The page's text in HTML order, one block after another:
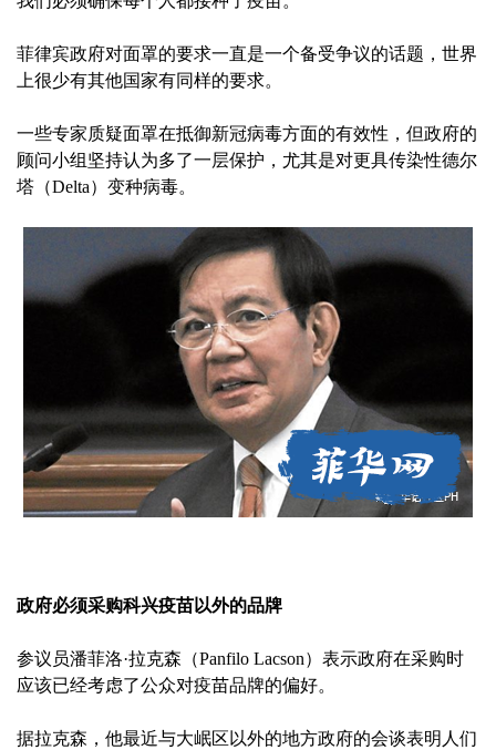
菲律宾政府对面罩的要求一直是一个备受争议的话题，世界
上很少有其他国家有同样的要求。
一些专家质疑面罩在抵御新冠病毒方面的有效性，但政府的
顾问小组坚持认为多了一层保护，尤其是对更具传染性德尔
塔（Delta）变种病毒。
政府必须采购科兴疫苗以外的品牌
参议员潘菲洛·拉克森（Panfilo Lacson）表示政府在采购时
应该已经考虑了公众对疫苗品牌的偏好。
据拉克森，他最近与大岷区以外的地方政府的会谈表明人们